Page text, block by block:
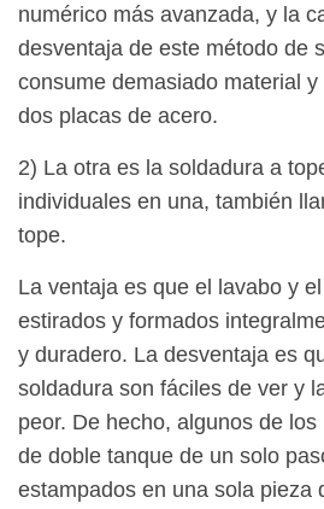
numérico más avanzada, y la
desventaja de este método de
consume demasiado material
dos placas de acero.
2) La otra es la soldadura a
individuales en una, también
tope.
La ventaja es que el lavabo y
estirados y formados
y duradero. La desventaja es
soldadura son fáciles de ver y
peor. De hecho, algunos de
de doble tanque de un solo
estampados en una sola pieza